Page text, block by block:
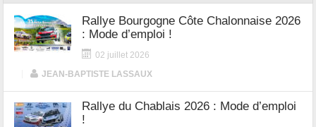
Rallye Bourgogne Côte Chalonnaise 2026
: Mode d’emploi !
02 juillet 2026
JEAN-BAPTISTE LASSAUX
Rallye du Chablais 2026 : Mode d’emploi
!